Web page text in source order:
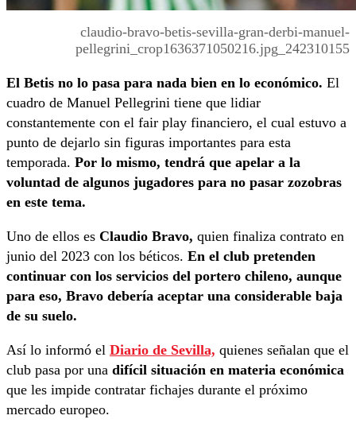
claudio-bravo-betis-sevilla-gran-derbi-manuel-
pellegrini_crop1636371050216.jpg_242310155
El Betis no lo pasa para nada bien en lo económico. El
cuadro de Manuel Pellegrini tiene que lidiar
constantemente con el fair play financiero, el cual estuvo a
punto de dejarlo sin figuras importantes para esta
temporada. Por lo mismo, tendrá que apelar a la
voluntad de algunos jugadores para no pasar zozobras
en este tema.
Uno de ellos es Claudio Bravo, quien finaliza contrato en
junio del 2023 con los béticos. En el club pretenden
continuar con los servicios del portero chileno, aunque
para eso, Bravo debería aceptar una considerable baja
de su suelo.
Así lo informó el Diario de Sevilla, quienes señalan que el
club pasa por una difícil situación en materia económica
que les impide contratar fichajes durante el próximo
mercado europeo.